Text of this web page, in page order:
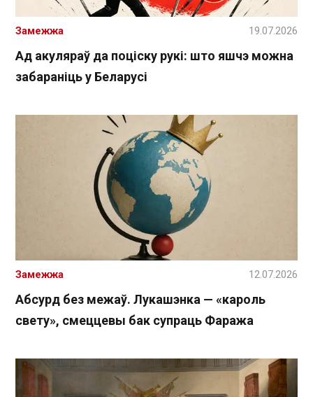
Ад акуляраў да поціску рукі: што яшчэ можна
забараніць у Беларусі
Замежжа 19.07.2026
Абсурд без межаў. Лукашэнка — «кароль
свету», смеццевы бак супраць Фаража
Замежжа 12.07.2026